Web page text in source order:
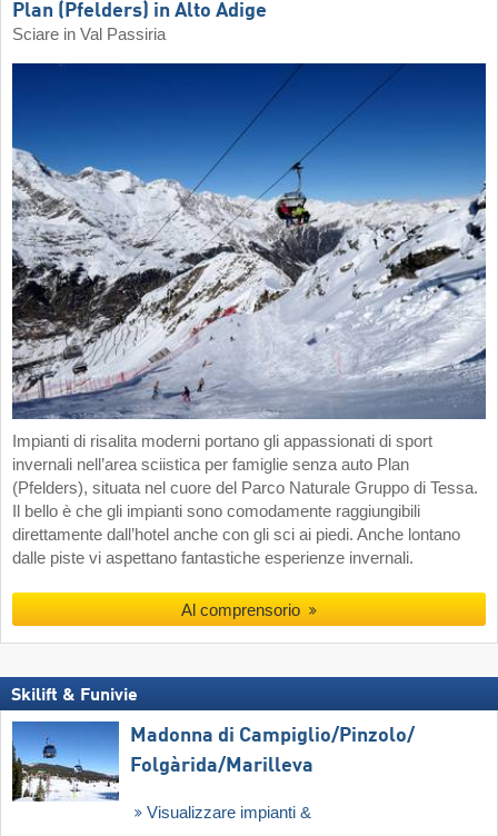
Plan (Pfelders) in Alto Adige
Sciare in Val Passiria
Impianti di risalita moderni portano gli appassionati di sport
invernali nell’area sciistica per famiglie senza auto Plan
(Pfelders), situata nel cuore del Parco Naturale Gruppo di Tessa.
Il bello è che gli impianti sono comodamente raggiungibili
direttamente dall’hotel anche con gli sci ai piedi. Anche lontano
dalle piste vi aspettano fantastiche esperienze invernali.
Al comprensorio
Skilift & Funivie
Madonna di Campiglio/​Pinzolo/​
Folgàrida/​Marilleva
Visualizzare impianti &